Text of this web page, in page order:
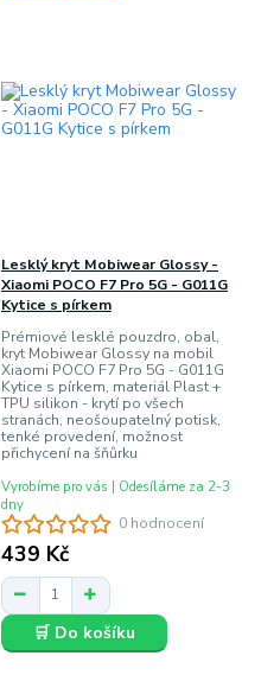
0 hodnocení
Lesklý kryt Mobiwear Glossy -
Xiaomi POCO F7 Pro 5G - G011G
Kytice s pírkem
Prémiové lesklé pouzdro, obal,
kryt Mobiwear Glossy na mobil
Xiaomi POCO F7 Pro 5G - G011G
Kytice s pírkem, materiál Plast +
TPU silikon - krytí po všech
stranách, neošoupatelný potisk,
tenké provedení, možnost
přichycení na šňůrku
439 Kč
Vyrobíme pro vás | Odesíláme za 2-3
dny
🛒 Do košíku